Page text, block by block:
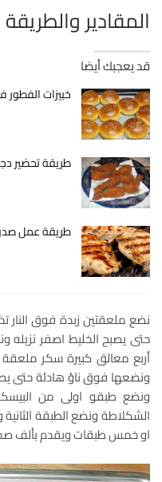
المقادير والطريقة
قد يعجبك أيضا
خبيزات
طريقة تحضير
طريقة عمل
نضع ملعقتين زبدة فوق
حتى يصبح الخليط اصفر
أربع معالق كبيرة سكر ملعقة
ونضعها فوق ناؤ هادئة حتى
ونضع طبقو اولى من
الشكلاطة ونضع الطبقة
او خمس طبقات ويقدم بألف